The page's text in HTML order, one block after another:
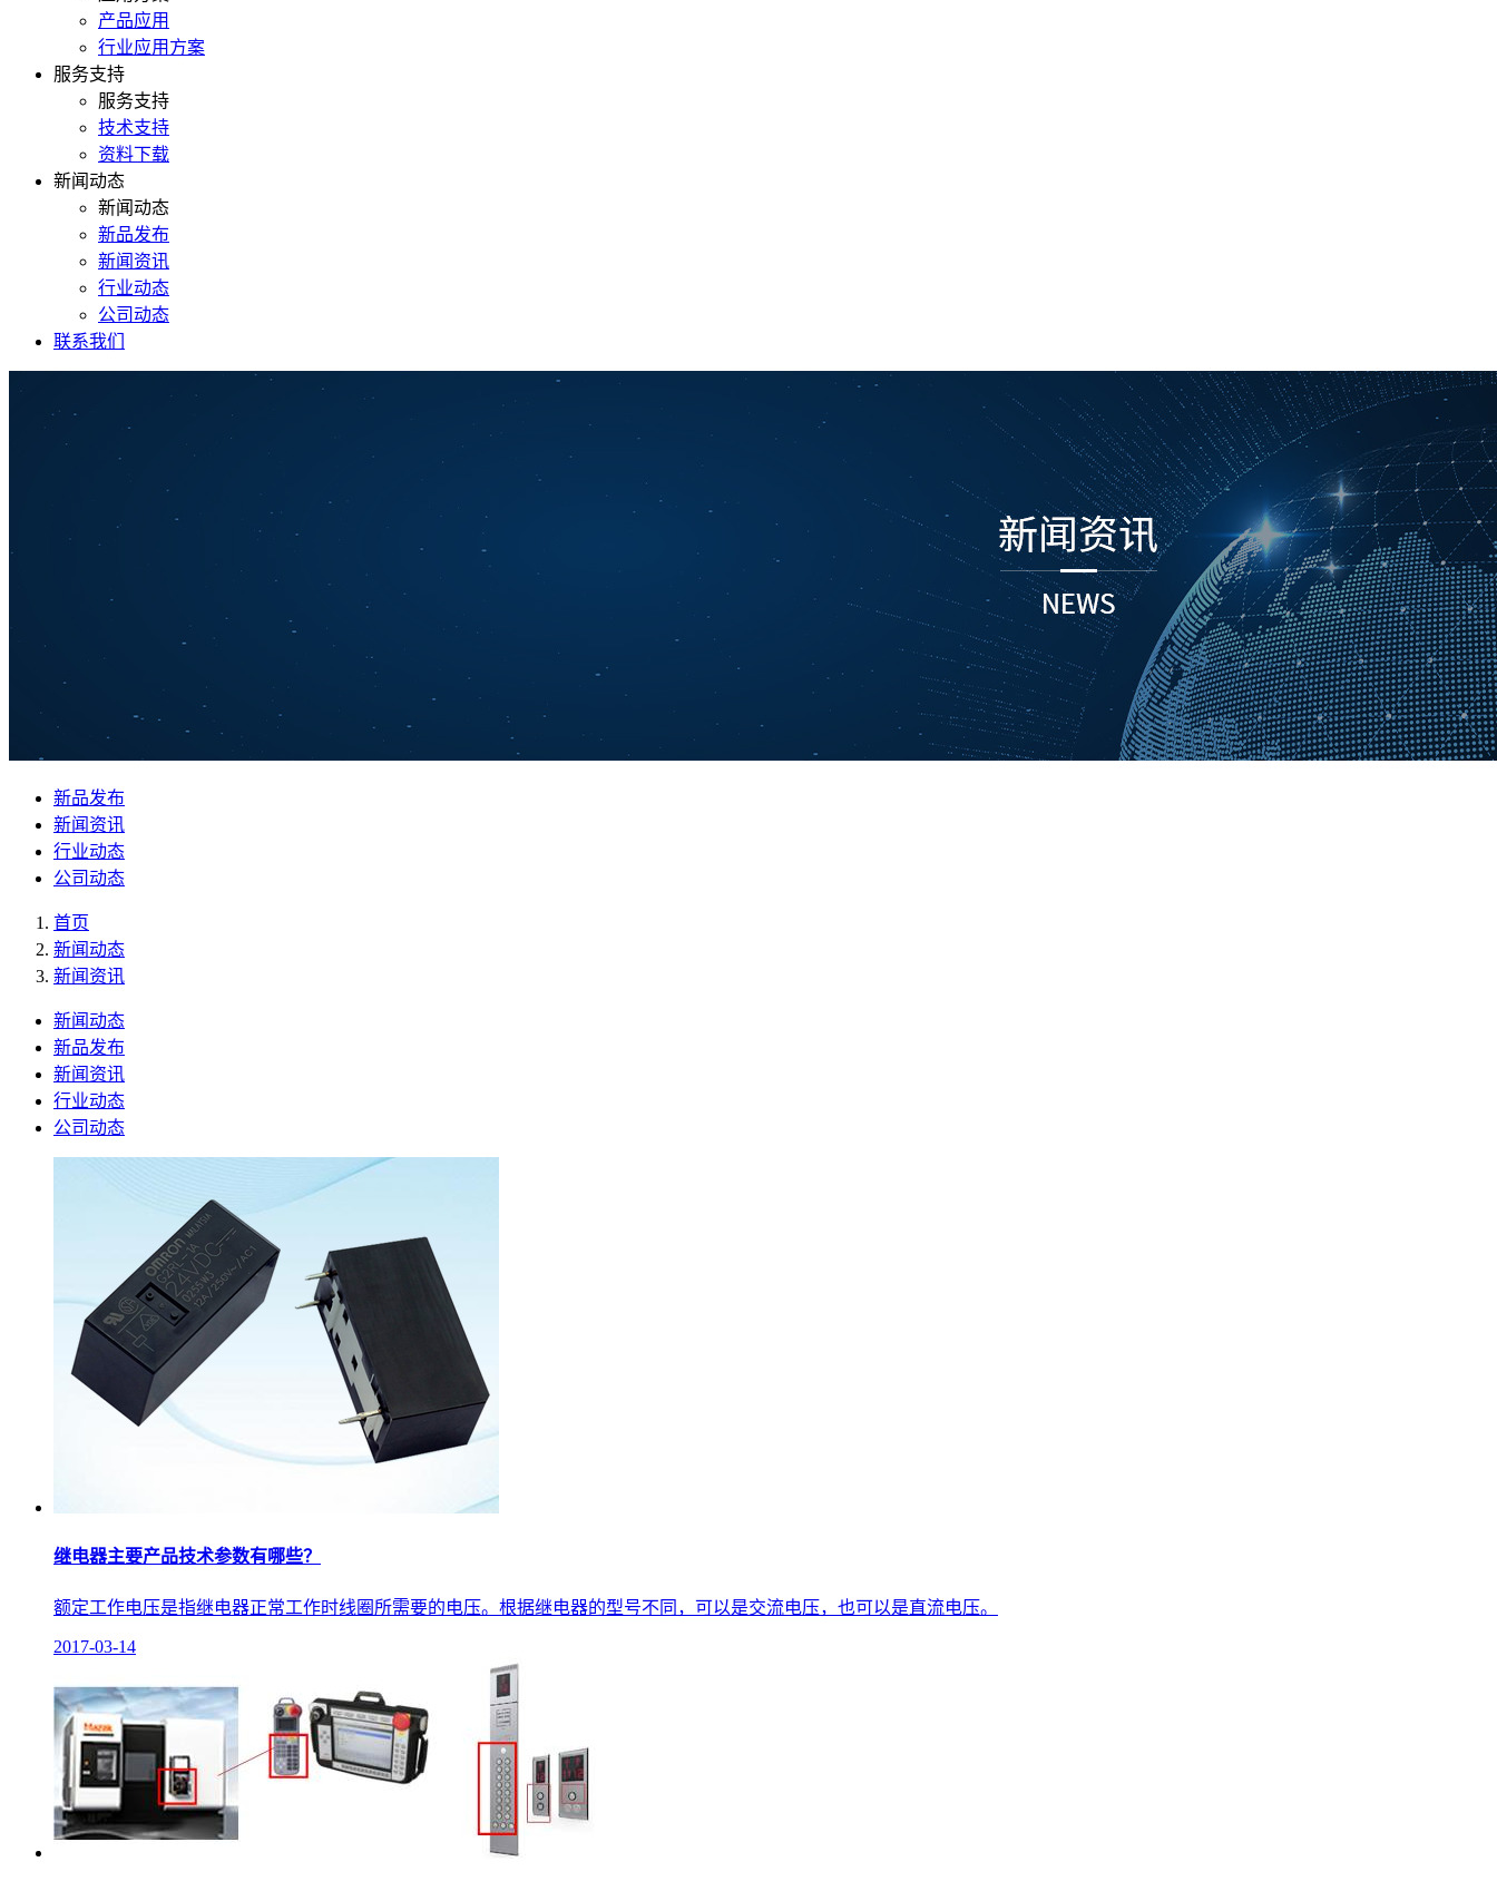
产品应用
行业应用方案
服务支持
服务支持
技术支持
资料下载
新闻动态
新闻动态
新品发布
新闻资讯
行业动态
公司动态
联系我们
新品发布
新闻资讯
行业动态
公司动态
首页
新闻动态
新闻资讯
新闻动态
新品发布
新闻资讯
行业动态
公司动态
继电器主要产品技术参数有哪些？
额定工作电压是指继电器正常工作时线圈所需要的电压。根据继电器的型号不同，可以是交流电压，也可以是直流电压。
2017-03-14